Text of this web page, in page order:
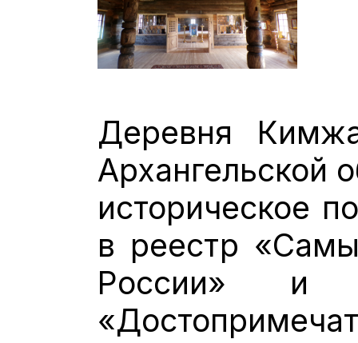
Деревня
Архангельской
историческое
в реестр
России» и